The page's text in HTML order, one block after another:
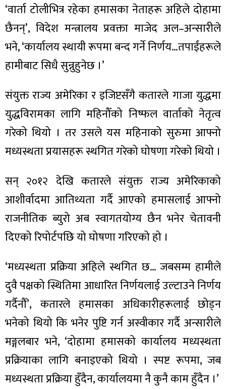
‘वार्ता टोलीभित्र रहेका हमासका नेताहरू अहिले दोहामा
छैनन्’, विदेश मन्त्रालय प्रवक्ता माजेद अल–अन्सारीले
भने, ‘कार्यालय स्थायी रूपमा बन्द गर्ने निर्णय…तपाईंहरूले
हामीबाट सिधै सुन्नुहुनेछ ।’
संयुक्त राज्य अमेरिका र इजिप्टसँगै कतारले गाजा युद्धमा
युद्धविरामका लागि महिनौँको निष्फल वार्ताको नेतृत्व
गरेको थियो । तर उसले यस महिनाको सुरुमा आफ्नो
मध्यस्थता प्रयासहरू स्थगित गरेको घोषणा गरेको थियो ।
सन् २०१२ देखि कतारले संयुक्त राज्य अमेरिकाको
आशीर्वादमा आतिथ्यता गर्दै आएको हमासलाई आफ्नो
राजनीतिक ब्युरो अब स्वागतयोग्य छैन भनेर चेतावनी
दिएको रिपोर्टपछि यो घोषणा गरिएको हो ।
‘मध्यस्थता प्रक्रिया अहिले स्थगित छ… जबसम्म हामीले
दुवै पक्षको स्थितिमा आधारित निर्णयलाई उल्टाउने निर्णय
गर्दैनौँ’, कतारले हमासका अधिकारीहरूलाई छोड्न
भनेको थियो कि भनेर पुष्टि गर्न अस्वीकार गर्दै अन्सारीले
मङ्गलबार भने, ‘दोहामा हमासको कार्यालय मध्यस्थता
प्रक्रियाका लागि बनाइएको थियो । स्पष्ट रूपमा, जब
मध्यस्थता प्रक्रिया हुँदैन, कार्यालयमा नै कुनै काम हुँदैन ।’